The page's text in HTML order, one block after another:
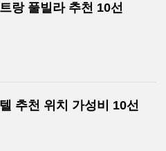
랑 풀빌라 추천 10선
추천 위치 가성비 10선